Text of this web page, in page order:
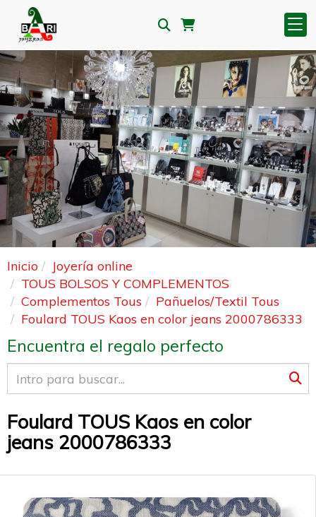
Anterior
Inicio
Joyería online
TOUS BOLSOS Y COMPLEMENTOS
Complementos Tous
Pañuelos/Textil Tous
Foulard TOUS Kaos en color jeans 2000786333
Encuentra el regalo perfecto
Foulard TOUS Kaos en color
jeans 2000786333